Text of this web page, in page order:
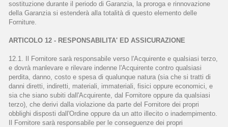
sostituzione durante il periodo di Garanzia, la proroga e rinnovazione
della Garanzia si estenderà alla totalità di questo elemento delle
Forniture.
ARTICOLO 12 - RESPONSABILITA' ED ASSICURAZIONE
12.1. Il Fornitore sarà responsabile verso l'Acquirente e qualsiasi terzo,
e dovrà manlevare e rilevare indenne l'Acquirente contro qualsiasi
perdita, danno, costo e spesa di qualunque natura (sia che si tratti di
danni diretti, indiretti, materiali, immateriali, fisici oppure economici, e
sia che siano subiti dall'Acquirente, dal Fornitore oppure da qualsiasi
terzo), che derivi dalla violazione da parte del Fornitore dei propri
obblighi disposti dall'Ordine oppure da un atto illecito o inadempimento.
Il Fornitore sarà responsabile per le conseguenze dei propri